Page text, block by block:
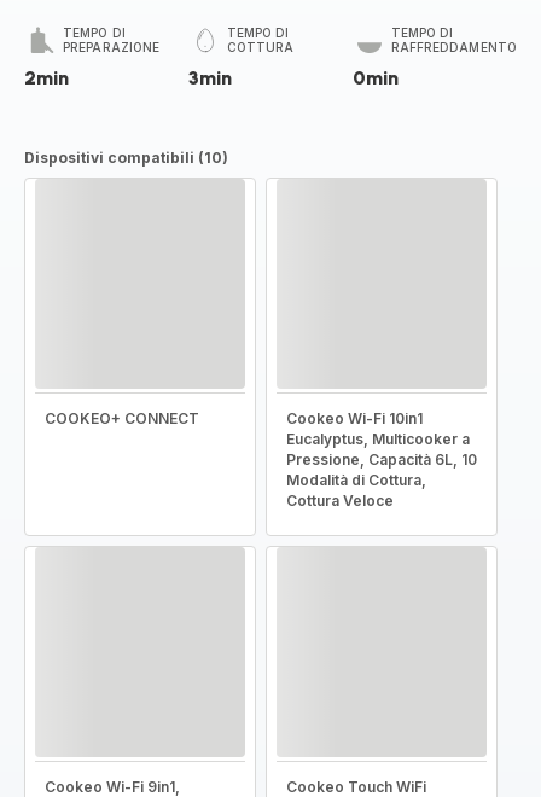
TEMPO DI
PREPARAZIONE
2min
TEMPO DI
COTTURA
3min
TEMPO DI
RAFFREDDAMENTO
0min
Dispositivi compatibili (10)
COOKEO+ CONNECT
Cookeo Wi-Fi 10in1
Eucalyptus, Multicooker a
Pressione, Capacità 6L, 10
Modalità di Cottura,
Cottura Veloce
Cookeo Wi-Fi 9in1,
Cookeo Touch WiFi